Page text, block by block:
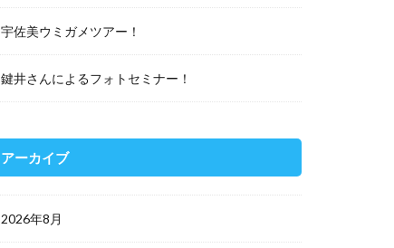
宇佐美ウミガメツアー！
鍵井さんによるフォトセミナー！
アーカイブ
2026年8月